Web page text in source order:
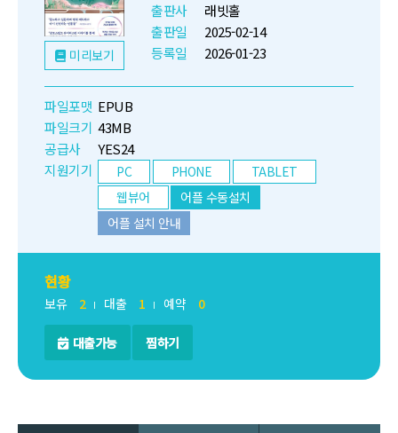
미리보기
출판사
래빗홀
출판일
2025-02-14
등록일
2026-01-23
파일포맷 EPUB
파일크기 43MB
공급사
YES24
지원기기
PC PHONE
TABLET
웹뷰어
어플 수동설치
어플 설치 안내
현황
보유 2 대출 1 예약 0
대출가능 찜하기